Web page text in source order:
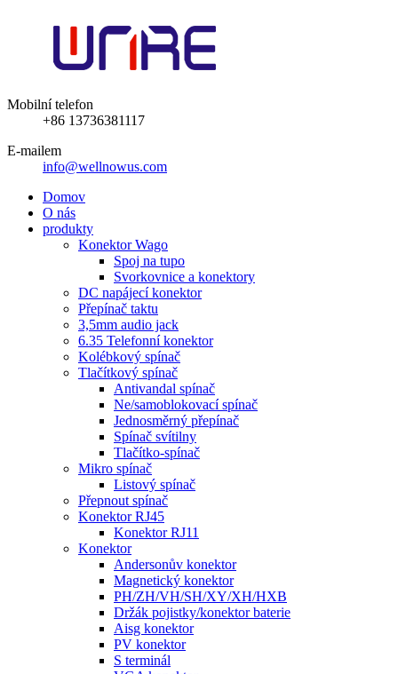
Mobilní telefon
+86 13736381117
E-mailem
info@wellnowus.com
Domov
O nás
produkty
Konektor Wago
Spoj na tupo
Svorkovnice a konektory
DC napájecí konektor
Přepínač taktu
3,5mm audio jack
6.35 Telefonní konektor
Kolébkový spínač
Tlačítkový spínač
Antivandal spínač
Ne/samoblokovací spínač
Jednosměrný přepínač
Spínač svítilny
Tlačítko-spínač
Mikro spínač
Listový spínač
Přepnout spínač
Konektor RJ45
Konektor RJ11
Konektor
Andersonův konektor
Magnetický konektor
PH/ZH/VH/SH/XY/XH/HXB
Držák pojistky/konektor baterie
Aisg konektor
PV konektor
S terminál